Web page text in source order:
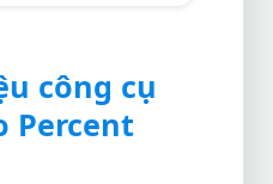
công cụ
Percent